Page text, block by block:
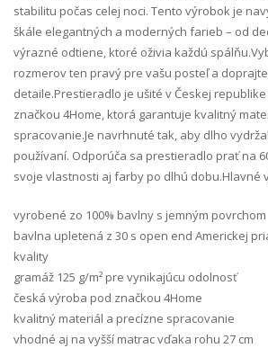
stabilitu počas celej noci. Tento výrobok je
škále elegantných a moderných farieb – od
výrazné odtiene, ktoré oživia každú
rozmerov ten pravý pre vašu posteľ a
detaile.Prestieradlo je ušité v Českej
značkou 4Home, ktorá garantuje kvalitný
spracovanie.Je navrhnuté tak, aby dlho
používaní. Odporúča sa prestieradlo prať na
svoje vlastnosti aj farby po dlhú dobu.Hlavné
vyrobené zo 100% bavlny s jemným povrchom
bavlna upletená z 30 s open end Americkej
kvality
gramáž 125 g/m² pre vynikajúcu odolnosť
česká výroba pod značkou 4Home
kvalitný materiál a precízne spracovanie
vhodné aj na vyšší matrac vďaka rohu 27 cm